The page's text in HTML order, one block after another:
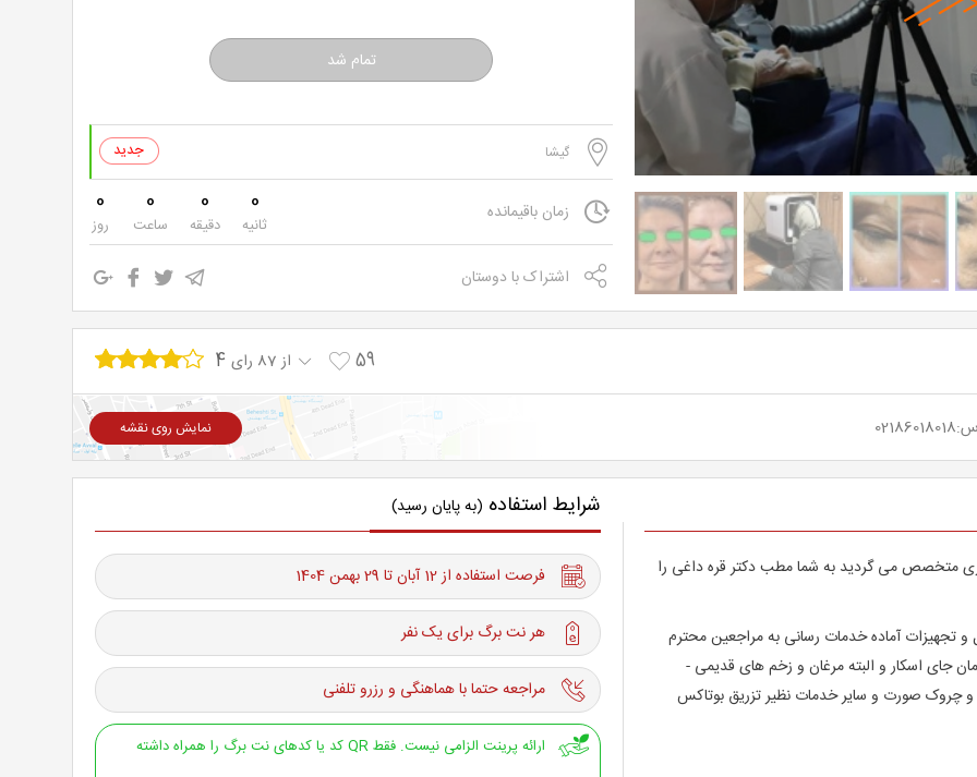
گیشا
زمان باقیمانده 0
روز
0
ساعت
0
دقیقه
0
ثانیه
اشتراک با دوستان
59 از 87 رای 4
نمایش روی نقشه
متخصص می گردید به شما مطب دکتر قره داغی را
و تجهیزات آماده خدمات رسانی به مراجعین محترم
جای اسکار و البته مرغان و زخم های قدیمی -
و چروک صورت و سایر خدمات نظیر تزریق بوتاکس
شرایط استفاده (به پایان رسید)
فرصت استفاده از 12 آبان تا 29 بهمن 1404
هر نت برگ برای یک نفر
مراجعه حتما با هماهنگی و رزرو تلفنی
ارائه پرینت الزامی نیست. فقط QR کد یا کدهای نت برگ را همراه داشته